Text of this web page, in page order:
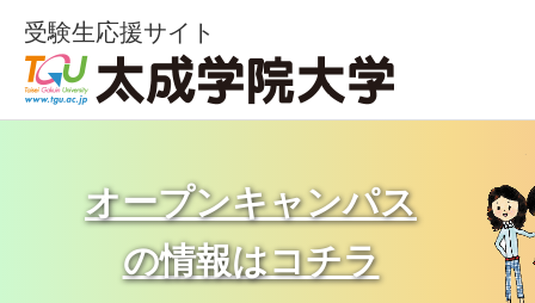
受験生応援サイト
オープンキャンパス
の情報はコチラ